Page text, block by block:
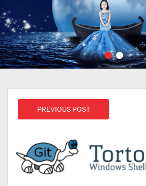
PREVIOUS POST